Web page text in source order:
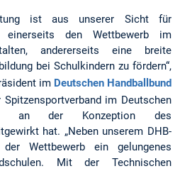
ist aus unserer Sicht für
einerseits den Wettbewerb im
andererseits eine breite
bei Schulkindern zu fördern“,
im Deutschen Handballbund
im Deutschen
an der Konzeption des
hat. „Neben unserem DHB-
Wettbewerb ein gelungenes
Mit der Technischen